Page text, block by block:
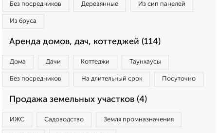
Без посредников Деревянные Из сип панелей
Из бруса
Аренда домов, дач, коттеджей (114)
Дома Дачи Коттеджи Таунхаусы
Без посредников На длительный срок Посуточно
Продажа земельных участков (4)
ИЖС Садоводство Земля промназначения